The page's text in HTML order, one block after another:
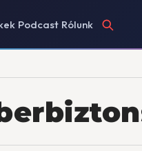
Podcast Rólunk